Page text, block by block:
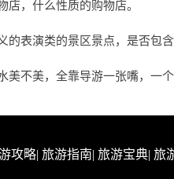
，什么性质的购物店。
表演类的景区景点，是否包含
不美，全靠导游一张嘴，一
攻略| 旅游指南| 旅游宝典| 旅